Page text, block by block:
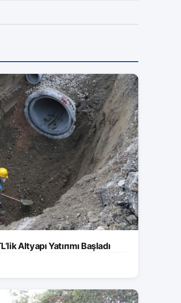
Altyapı Yatırımı Başladı